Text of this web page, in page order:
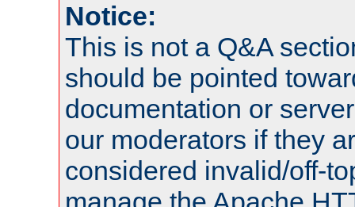
Notice:
This is not a Q&A
should be pointed
documentation or
our moderators if they
considered invalid/off-